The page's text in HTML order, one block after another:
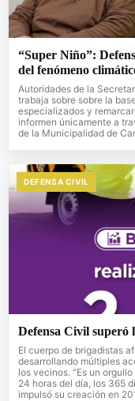
“Super Niño”:
del fenómeno
Autoridades de la
trabaja sobre sobre la
especializados y
informen únicamente a
de la Municipalidad de
DEFENSA CIVIL
Defensa Civil superó
El cuerpo de brigadistas
desarrollando múltiples
los vecinos. “Es un
24 horas del día, los 365
impulsó su creación en